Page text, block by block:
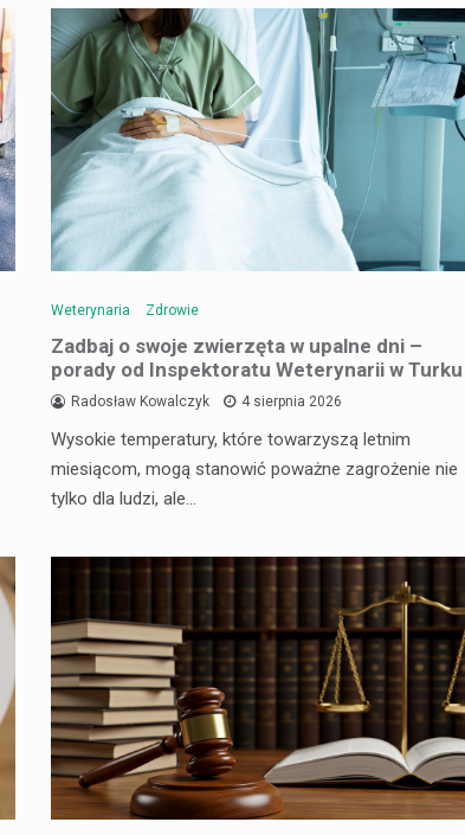
Weterynaria Zdrowie
Zadbaj o swoje zwierzęta w upalne dni –
porady od Inspektoratu Weterynarii w Turku
Radosław Kowalczyk 4 sierpnia 2026
Wysokie temperatury, które towarzyszą letnim
miesiącom, mogą stanowić poważne zagrożenie nie
tylko dla ludzi, ale…